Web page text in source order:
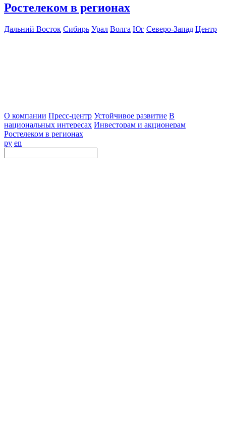
Ростелеком в регионах
Дальний Восток Сибирь Урал Волга Юг Северо-Запад Центр
О компании Пресс-центр Устойчивое развитие В
национальных интересах Инвесторам и акционерам
Ростелеком в регионах
ру en